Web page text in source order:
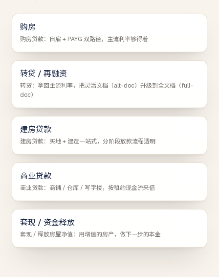
购房
购房贷款：自雇 + PAYG 双路径，主流利率够得着
转贷 / 再融资
转贷：拿回主流利率，把灵活文档（alt-doc）升级到全文档（full-
doc）
建房贷款
建房贷款：买地 + 建造一站式，分阶段放款流程透明
商业贷款
商业贷款：商铺 / 仓库 / 写字楼，按租约现金流来借
套现 / 资金释放
套现 / 释放房屋净值：用增值的房产，做下一步的本金